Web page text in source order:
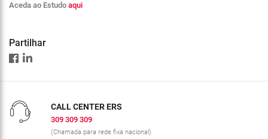
Aceda ao Estudo aqui
Partilhar
CALL CENTER ERS
309 309 309
(Chamada para rede fixa nacional)